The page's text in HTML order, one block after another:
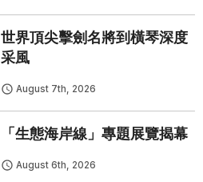
世界頂尖擊劍名將到橫琴深度
采風
August 7th, 2026
「生態海岸線」專題展覽揭幕
August 6th, 2026